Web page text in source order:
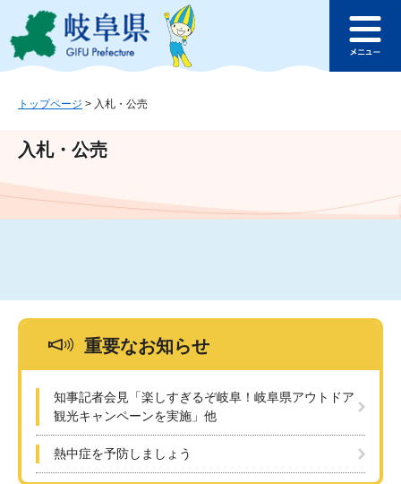
ジ
ュ
文
このページの本文へ
ュ
トップページ > 入札・公売
入札・公売
重要なお知らせ
知事記者会見「楽しすぎるぞ岐阜！岐阜県アウトドア
観光キャンペーンを実施」他
熱中症を予防しましょう